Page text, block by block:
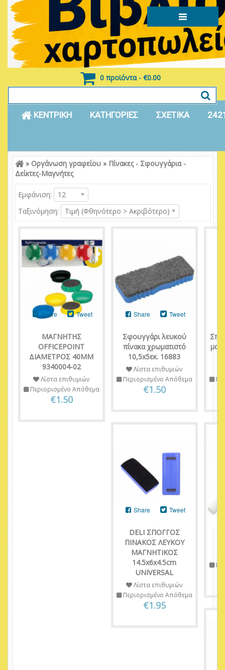
0 προϊόντα - €0.00
ΚΕΝΤΡΙΚΗ ΚΑΤΗΓΟΡΙΕΣ ΣΧΕΤΙΚΑ
Είσοδος Εγγραφή
» Οργάνωση γραφείου» Πίνακες - Σφουγγάρια -
Δείκτες-Μαγνήτες
Εμφάνιση:
12
Ταξινόμηση:
Τιμή (Φθηνότερο > Ακριβότερο)
ΜΑΓΝΗΤΗΣ
OFFICEPOINT
ΔΙΑΜΕΤΡΟΣ 40ΜΜ
9340004-02
Share Tweet
Λίστα επιθυμιών
Περιορισμένο Απόθεμα
€1.50
Σφουγγάρι λευκού
πίνακα χρωματιστό
10,5x5εκ. 16883
Share Tweet
Λίστα επιθυμιών
Περιορισμένο Απόθεμα
€1.50
DELI ΣΠΟΓΓΟΣ
ΠΙΝΑΚΟΣ ΛΕΥΚΟΥ
ΜΑΓΝΗΤΙΚΟΣ
14.5x6x4.5cm
UNIVERSAL
Share Tweet
Λίστα επιθυμιών
Περιορισμένο Απόθεμα
€1.95